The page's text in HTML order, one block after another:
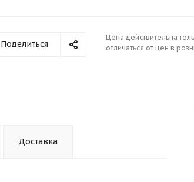
Поделиться
Цена действительна
отличаться от цен в
Доставка